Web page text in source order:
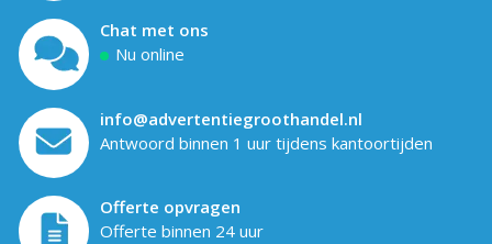
Chat met ons
Nu online
info@advertentiegroothandel.nl
Antwoord binnen 1 uur tijdens kantoortijden
Offerte opvragen
Offerte binnen 24 uur